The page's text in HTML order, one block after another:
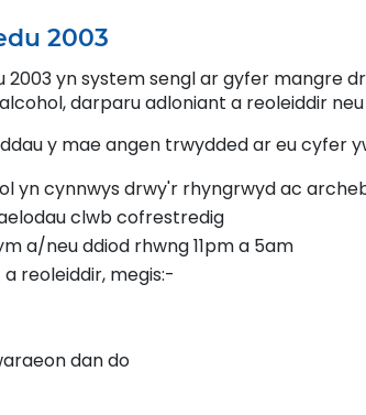
2003
2003 yn system sengl ar gyfer mangre
darparu adloniant a reoleiddir
y mae angen trwydded ar eu cyfer
yn cynnwys drwy'r rhyngrwyd ac
clwb cofrestredig
a/neu ddiod rhwng 11pm a 5am
reoleiddir, megis:-
dan do